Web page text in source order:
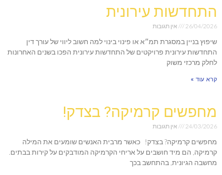
התחדשות עירונית
26/04/2026 אין תגובות
שיפוץ בניין במסגרת תמ״א או פינוי בינוי למה חשוב ליווי של עורך דין
התחדשות עירונית פרויקטים של התחדשות עירונית הפכו בשנים האחרונות
לחלק מרכזי משוק
קרא עוד »
מחפשים קרמיקה? בצדק!
24/03/2026 אין תגובות
מחפשים קרמיקה? בצדק! כאשר מרבית האנשים שומעים את המילה
קרמיקה, הם מיד חושבים על אריחי הקרמיקה המודבקים על קירות בבתים.
מחשבה הגיונית, בהתחשב בכך